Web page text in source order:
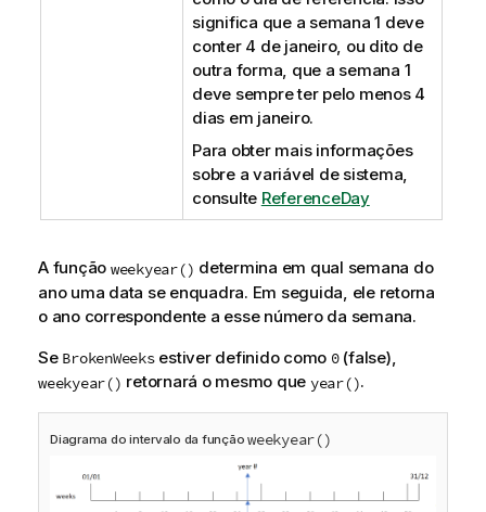
significa que a semana 1 deve
conter 4 de janeiro, ou dito de
outra forma, que a semana 1
deve sempre ter pelo menos 4
dias em janeiro.
Para obter mais informações
sobre a variável de sistema,
consulte ReferenceDay
A função weekyear() determina em qual semana do
ano uma data se enquadra. Em seguida, ele retorna
o ano correspondente a esse número da semana.
Se BrokenWeeksestiver definido como 0(false),
weekyear() retornará o mesmo que year().
Diagrama do intervalo da função weekyear()